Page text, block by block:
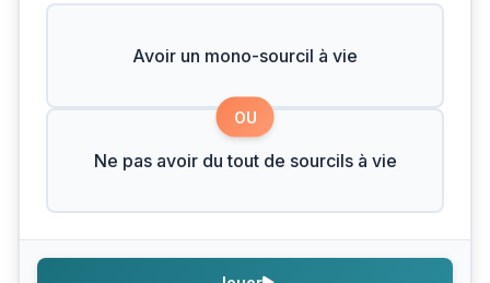
Avoir un mono-sourcil à vie
OU
Ne pas avoir du tout de sourcils à vie